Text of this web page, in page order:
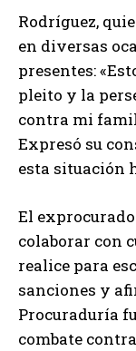
Rodríguez,
en diversas
presentes:
pleito y la
contra mi
Expresó su
esta situación
El
colaborar con
realice para
sanciones y
Procuraduría
combate